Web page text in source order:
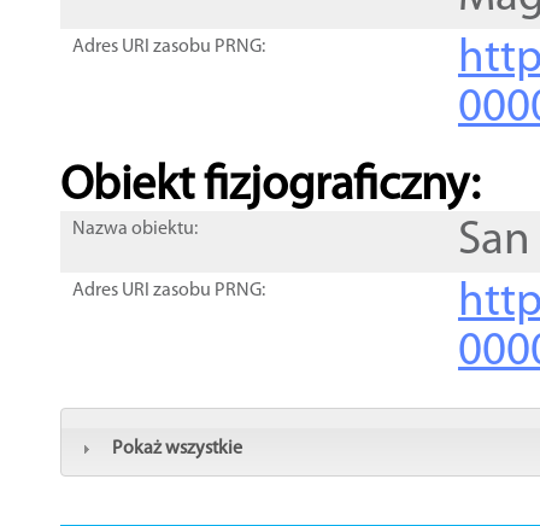
Adres URI zasobu PRNG:
Obiekt fizjograficzny:
Nazwa obiektu: San
Adres URI zasobu PRNG:
Pokaż wszystkie